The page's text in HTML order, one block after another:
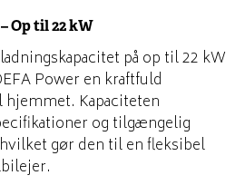
Op til 22 kW
på op til 22 kW
Power en kraftfuld
Kapaciteten
og tilgængelig
gør den til en fleksibel